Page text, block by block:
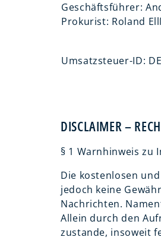
Geschäftsführer:
Prokurist: Roland
Umsatzsteuer-ID:
DISCLAIMER –
§ 1 Warnhinweis zu
Die kostenlosen
jedoch keine
Nachrichten.
Allein durch den
zustande, insoweit